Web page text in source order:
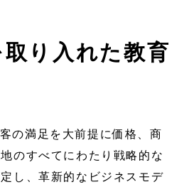
り入れた教育
の満足を大前提に価格、商
のすべてにわたり戦略的な
し、革新的なビジネスモデ